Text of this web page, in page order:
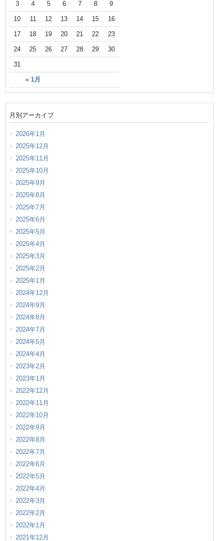
« 1月
3 4 5 6 7 8 9
10 11 12 13 14 15 16
17 18 19 20 21 22 23
24 25 26 27 28 29 30
31
月別アーカイブ
2026年1月
2025年12月
2025年11月
2025年10月
2025年9月
2025年8月
2025年7月
2025年6月
2025年5月
2025年4月
2025年3月
2025年2月
2025年1月
2024年12月
2024年9月
2024年8月
2024年7月
2024年5月
2024年4月
2023年2月
2023年1月
2022年12月
2022年11月
2022年10月
2022年9月
2022年8月
2022年7月
2022年6月
2022年5月
2022年4月
2022年3月
2022年2月
2022年1月
2021年12月